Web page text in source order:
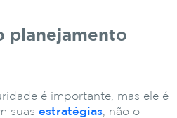
planejamento
é importante, mas ele é
suas estratégias , não o